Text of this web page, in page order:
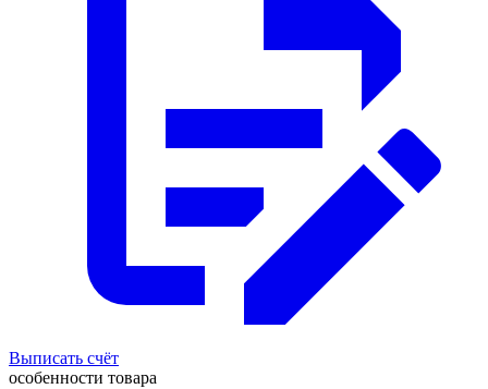
Выписать счёт
особенности товара